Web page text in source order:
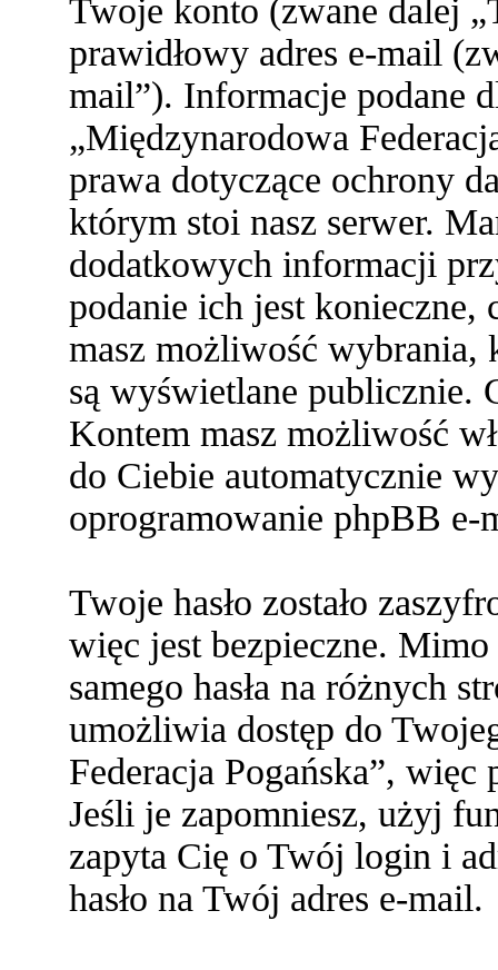
Twoje konto (zwane dalej
prawidłowy adres e-mail
mail”). Informacje podane
„Międzynarodowa
prawa dotyczące ochrony
którym stoi nasz serwer.
dodatkowych informacji
podanie ich jest
masz możliwość
są wyświetlane publicznie.
Kontem masz możliwość
do Ciebie automatycznie
oprogramowanie phpBB e-
Twoje hasło zostało
więc jest bezpieczne.
samego hasła na różnych
umożliwia dostęp do
Federacja Pogańska”,
Jeśli je zapomniesz, użyj
zapyta Cię o Twój login i
hasło na Twój adres e-mail.